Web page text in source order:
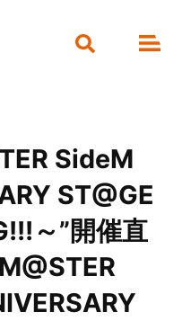
SideM
ST@GE
～”開催直